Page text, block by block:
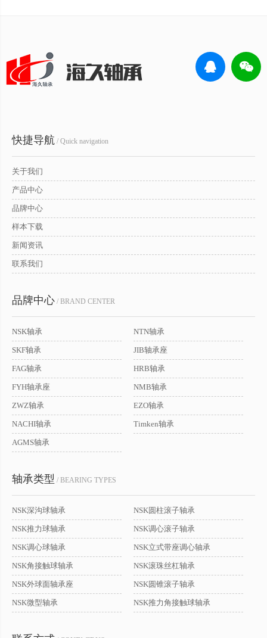
快捷导航 / Quick navigation
关于我们
产品中心
品牌中心
样本下载
新闻资讯
联系我们
品牌中心 / BRAND CENTER
NSK轴承 NTN轴承
SKF轴承 JIB轴承座
FAG轴承 HRB轴承
FYH轴承座 NMB轴承
ZWZ轴承 EZO轴承
NACHI轴承 Timken轴承
AGMS轴承
轴承类型 / BEARING TYPES
NSK深沟球轴承 NSK圆柱滚子轴承
NSK推力球轴承 NSK调心滚子轴承
NSK调心球轴承 NSK立式带座调心轴承
NSK角接触球轴承 NSK滚珠丝杠轴承
NSK外球面轴承座 NSK圆锥滚子轴承
NSK微型轴承 NSK推力角接触球轴承